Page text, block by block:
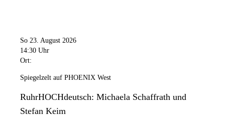
So 23. August 2026
14:30 Uhr
Ort:
Spiegelzelt auf PHOENIX West
RuhrHOCHdeutsch: Michaela Schaffrath und
Stefan Keim